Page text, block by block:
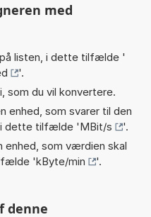
med
listen, i dette tilfælde '
'.
som du vil konvertere.
enhed, som svarer til den
i dette tilfælde 'MBit/s
'.
enhed, som værdien skal
'kByte/min '.
denne